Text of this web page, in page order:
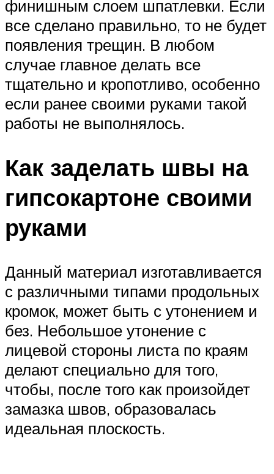
финишным слоем шпатлевки. Если
все сделано правильно, то не будет
появления трещин. В любом
случае главное делать все
тщательно и кропотливо, особенно
если ранее своими руками такой
работы не выполнялось.
Как заделать швы на
гипсокартоне своими
руками
Данный материал изготавливается
с различными типами продольных
кромок, может быть с утонением и
без. Небольшое утонение с
лицевой стороны листа по краям
делают специально для того,
чтобы, после того как произойдет
замазка швов, образовалась
идеальная плоскость.